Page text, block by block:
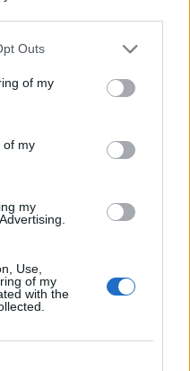
Outs
of my
of my
my
Use,
of my
with the
az
adatvédelmi
eső a Duna vízgyűjtőjére